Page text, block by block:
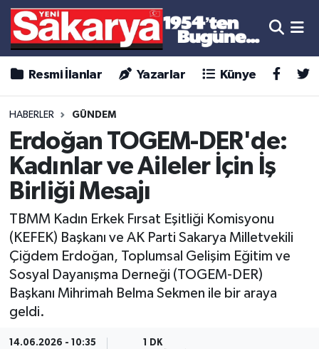
Resmi İlanlar Yazarlar Künye
HABERLER GÜNDEM
Erdoğan TOGEM-DER'de:
Kadınlar ve Aileler İçin İş
Birliği Mesajı
TBMM Kadın Erkek Fırsat Eşitliği Komisyonu
(KEFEK) Başkanı ve AK Parti Sakarya Milletvekili
Çiğdem Erdoğan, Toplumsal Gelişim Eğitim ve
Sosyal Dayanışma Derneği (TOGEM-DER)
Başkanı Mihrimah Belma Sekmen ile bir araya
geldi.
14.06.2026 - 10:35 1 DK